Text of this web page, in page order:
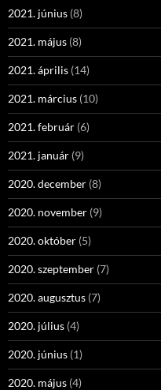
2021. június (8)
2021. május (8)
2021. április (14)
2021. március (10)
2021. február (6)
2021. január (9)
2020. december (8)
2020. november (9)
2020. október (5)
2020. szeptember (7)
2020. augusztus (7)
2020. július (4)
2020. június (1)
2020. május (4)